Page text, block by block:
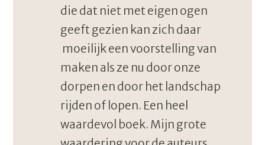
die dat niet met eigen ogen
geeft gezien kan zich daar
moeilijk een voorstelling van
maken als ze nu door onze
dorpen en door het landschap
rijden of lopen. Een heel
waardevol boek. Mijn grote